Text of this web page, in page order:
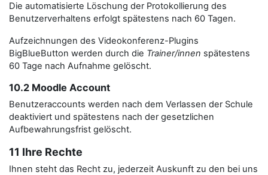
Die automatisierte Löschung der Protokollierung des
Benutzerverhaltens erfolgt spätestens nach 60 Tagen.
Aufzeichnungen des Videokonferenz-Plugins
BigBlueButton werden durch die Trainer/innen spätestens
60 Tage nach Aufnahme gelöscht.
10.2 Moodle Account
Benutzeraccounts werden nach dem Verlassen der Schule
deaktiviert und spätestens nach der gesetzlichen
Aufbewahrungsfrist gelöscht.
11 Ihre Rechte
Ihnen steht das Recht zu, jederzeit Auskunft zu den bei uns